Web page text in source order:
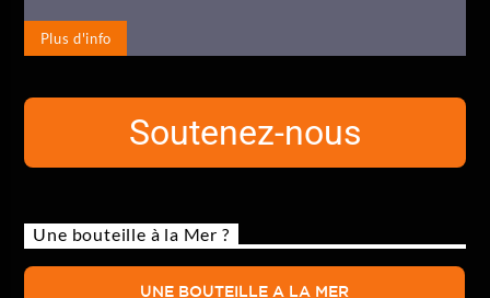
Plus d'info
Soutenez-nous
Une bouteille à la Mer ?